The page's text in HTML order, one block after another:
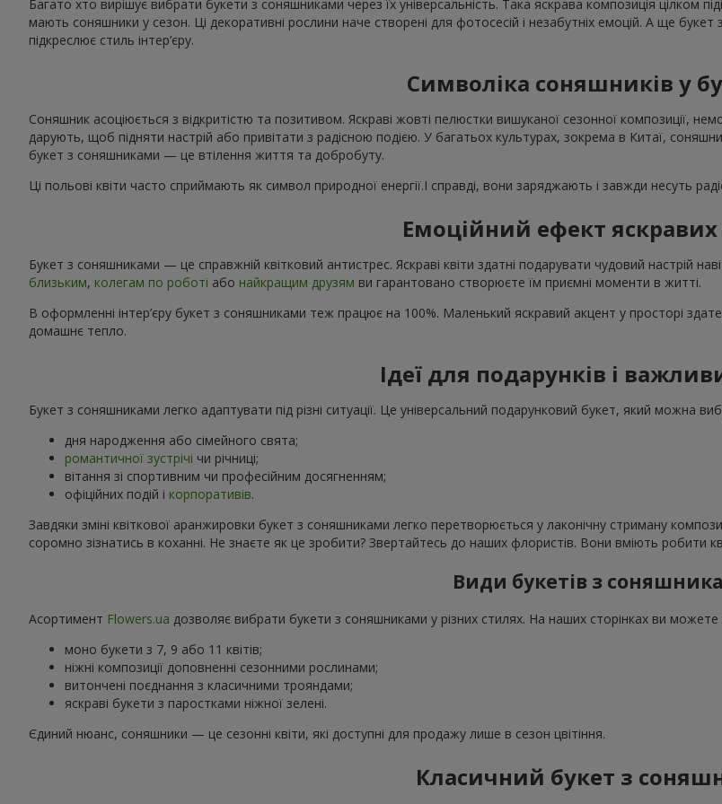
Багато хто вирішує вибрати букети з соняшниками через їх універсальність. Така яскрава композиція цілком
мають соняшники у сезон. Ці декоративні рослини наче створені для фотосесій і незабутніх емоцій. А ще
підкреслює стиль інтер’єру.
Символіка соняшників у
Соняшник асоціюється з відкритістю та позитивом. Яскраві жовті пелюстки вишуканої сезонної композиції,
дарують, щоб підняти настрій або привітати з радісною подією. У багатьох культурах, зокрема в Китаї,
букет з соняшниками — це втілення життя та добробуту.
Ці польові квіти часто сприймають як символ природної енергії.І справді, вони заряджають і завжди несуть
Емоційний ефект яскравих
Букет з соняшниками — це справжній квітковий антистрес. Яскраві квіти здатні подарувати чудовий настрій
близьким, колегам по роботі або найкращим друзям ви гарантовано створюєте їм приємні моменти в житті.
В оформленні інтер’єру букет з соняшниками теж працює на 100%. Маленький яскравий акцент у просторі
домашнє тепло.
Ідеї для подарунків і
Букет з соняшниками легко адаптувати під різні ситуації. Це універсальний подарунковий букет, який можна
дня народження або сімейного свята;
романтичної зустрічі чи річниці;
вітання зі спортивним чи професійним досягненням;
офіційних подій і корпоративів.
Завдяки зміні квіткової аранжировки букет з соняшниками легко перетворюється у лаконічну стриману
соромно зізнатись в коханні. Не знаєте як це зробити? Звертайтесь до наших флористів. Вони вміють
Види букетів з
Асортимент Flowers.ua дозволяє вибрати букети з соняшниками у різних стилях. На наших сторінках ви можете
моно букети з 7, 9 або 11 квітів;
ніжні композиції доповненні сезонними рослинами;
витончені поєднання з класичними трояндами;
яскраві букети з паростками ніжної зелені.
Єдиний нюанс, соняшники — це сезонні квіти, які доступні для продажу лише в сезон цвітіння.
Класичний букет з